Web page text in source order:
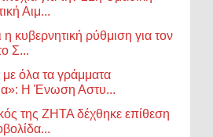
Αιμ...
η κυβερνητική ρύθμιση για τον
Σ...
όλα τα γράμματα
Η Ένωση Αστυ...
της ΖΗΤΑ δέχθηκε επίθεση